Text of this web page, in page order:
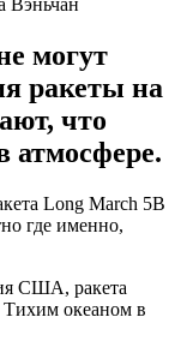
могут
ракеты на
что
атмосфере.
Long March 5B
где именно,
США, ракета
Тихим океаном в